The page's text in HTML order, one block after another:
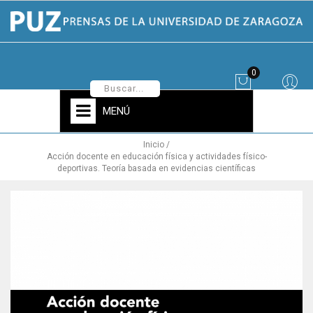
0
MENÚ
Inicio
Acción docente en educación física y actividades físico-
deportivas. Teoría basada en evidencias científicas